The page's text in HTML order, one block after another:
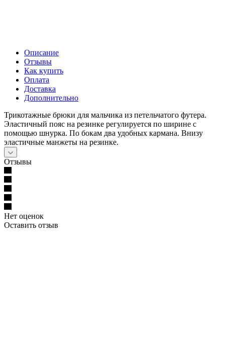
Описание
Отзывы
Как купить
Оплата
Доставка
Дополнительно
Трикотажные брюки для мальчика из петельчатого футера.
Эластичный пояс на резинке регулируется по ширине с
помощью шнурка. По бокам два удобных кармана. Внизу
эластичные манжеты на резинке.
Отзывы
Нет оценок
Оставить отзыв